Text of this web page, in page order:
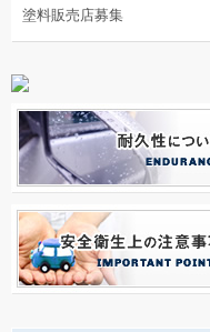
塗料販売店募集